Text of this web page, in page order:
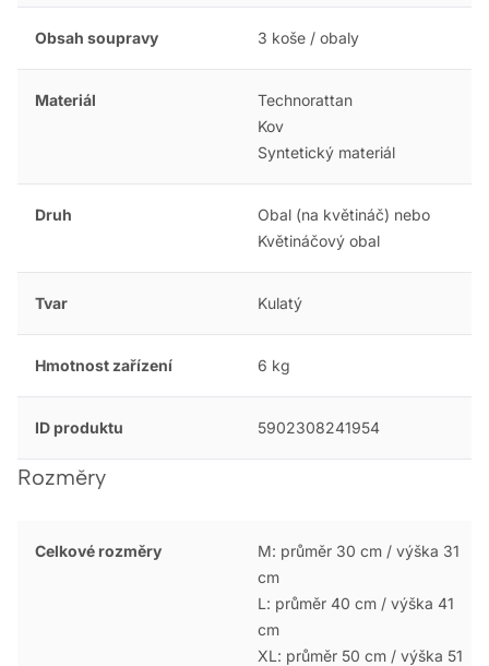
Obsah soupravy 3 koše / obaly
Materiál
Technorattan
Kov
Syntetický materiál
Druh
Obal (na květináč) nebo
Květináčový obal
Tvar Kulatý
Hmotnost zařízení 6 kg
ID produktu 5902308241954
Rozměry
Celkové rozměry
M: průměr 30 cm / výška 31
cm
L: průměr 40 cm / výška 41
cm
XL: průměr 50 cm / výška 51